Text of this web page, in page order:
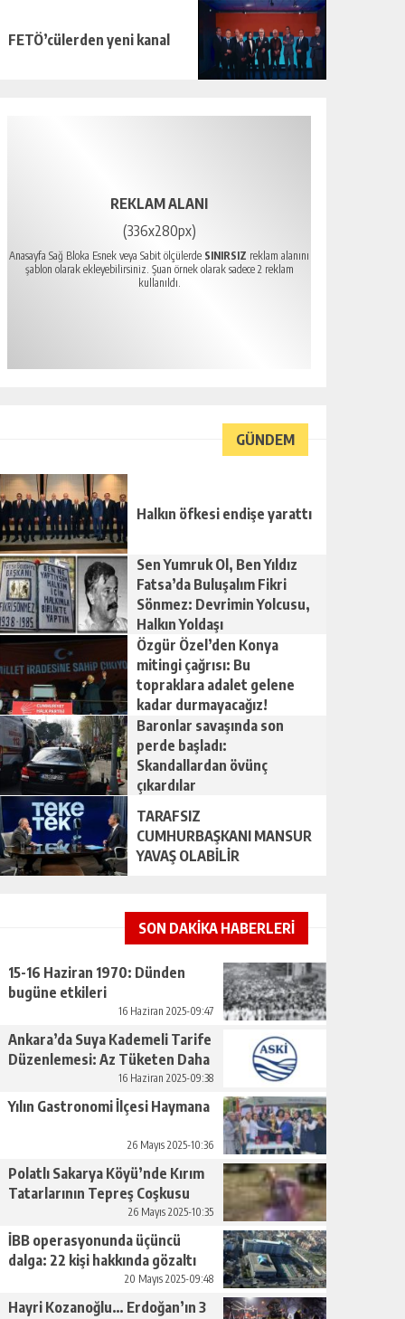
FETÖ’cülerden yeni kanal
REKLAM ALANI
(336x280px)
Anasayfa Sağ Bloka Esnek veya Sabit ölçülerde SINIRSIZ reklam alanını
şablon olarak ekleyebilirsiniz. Şuan örnek olarak sadece 2 reklam
kullanıldı.
GÜNDEM
Halkın öfkesi endişe yarattı
Sen Yumruk Ol, Ben Yıldız
Fatsa’da Buluşalım Fikri
Sönmez: Devrimin Yolcusu,
Halkın Yoldaşı
Özgür Özel’den Konya
mitingi çağrısı: Bu
topraklara adalet gelene
kadar durmayacağız!
Baronlar savaşında son
perde başladı:
Skandallardan övünç
çıkardılar
TARAFSIZ
CUMHURBAŞKANI MANSUR
YAVAŞ OLABİLİR
SON DAKİKA HABERLERİ
15-16 Haziran 1970: Dünden
bugüne etkileri
16 Haziran 2025-09:47
Ankara’da Suya Kademeli Tarife
Düzenlemesi: Az Tüketen Daha
16 Haziran 2025-09:38
Yılın Gastronomi İlçesi Haymana
26 Mayıs 2025-10:36
Polatlı Sakarya Köyü’nde Kırım
Tatarlarının Tepreş Coşkusu
26 Mayıs 2025-10:35
İBB operasyonunda üçüncü
dalga: 22 kişi hakkında gözaltı
20 Mayıs 2025-09:48
Hayri Kozanoğlu… Erdoğan’ın 3